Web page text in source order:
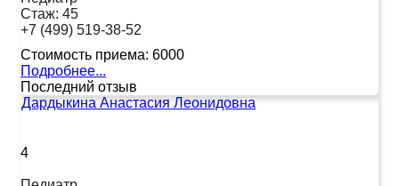
Стаж: 45
+7 (499) 519-38-52
Стоимость приема: 6000
Подробнее...
Последний отзыв
Дардыкина Анастасия Леонидовна
4